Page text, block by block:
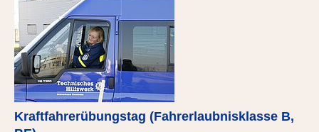
Kraftfahrerübungstag (Fahrerlaubnisklasse B,